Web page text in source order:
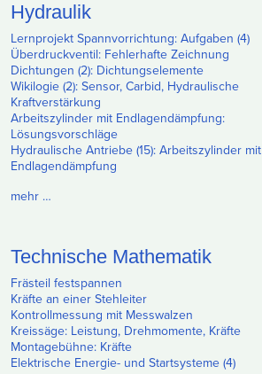
Hydraulik
Lernprojekt Spannvorrichtung: Aufgaben (4)
Überdruckventil: Fehlerhafte Zeichnung
Dichtungen (2): Dichtungselemente
Wikilogie (2): Sensor, Carbid, Hydraulische
Kraftverstärkung
Arbeitszylinder mit Endlagendämpfung:
Lösungsvorschläge
Hydraulische Antriebe (15): Arbeitszylinder mit
Endlagendämpfung
mehr …
Technische Mathematik
Frästeil festspannen
Kräfte an einer Stehleiter
Kontrollmessung mit Messwalzen
Kreissäge: Leistung, Drehmomente, Kräfte
Montagebühne: Kräfte
Elektrische Energie- und Startsysteme (4)